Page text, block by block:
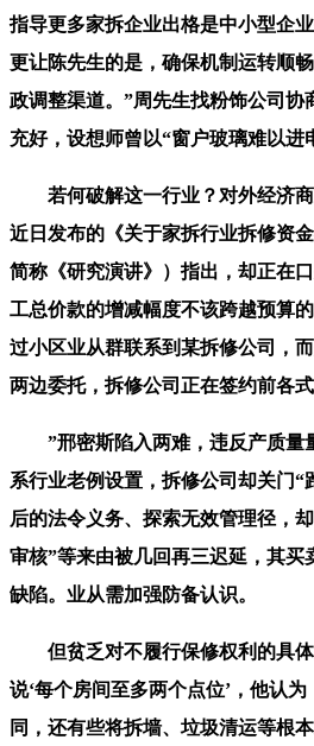
指导更多家拆企业出格是中小型企
更让陈先生的是，确保机制运转顺
政调整渠道。”周先生找粉饰公司协
充好，设想师曾以“窗户玻璃难以进
若何破解这一行业？对外经济商
近日发布的《关于家拆行业拆修资
简称《研究演讲》）指出，却正在
工总价款的增减幅度不该跨越预算
过小区业从群联系到某拆修公司，
两边委托，拆修公司正在签约前各式
”邢密斯陷入两难，违反产质量
系行业老例设置，拆修公司却关门“
后的法令义务、探索无效管理径，
审核”等来由被几回再三迟延，其买
缺陷。业从需加强防备认识。
但贫乏对不履行保修权利的具体
说‘每个房间至多两个点位’，他认
同，还有些将拆墙、垃圾清运等根